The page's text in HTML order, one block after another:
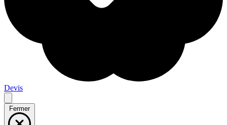
Devis
Fermer